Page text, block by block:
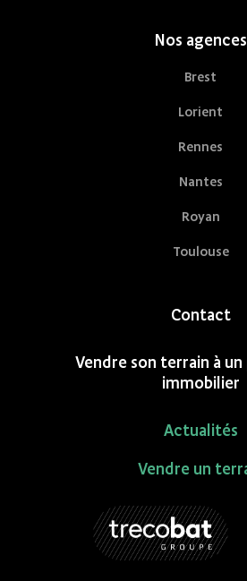
Nos agences
Brest
Lorient
Rennes
Nantes
Royan
Toulouse
Contact
Vendre son terrain à
immobilier
Actualités
Vendre un